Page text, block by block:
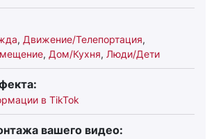
, Движение/Телепортация,
, Дом/Кухня, Люди/Дети
в TikTok
вашего видео: